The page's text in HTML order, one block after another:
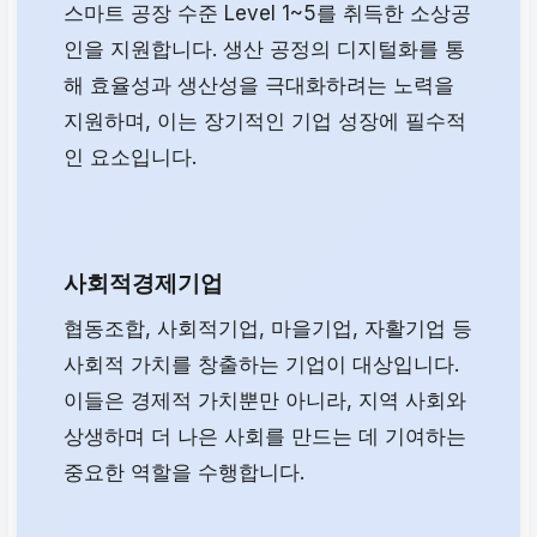
스마트 공장 수준 Level 1~5를 취득한 소상공
인을 지원합니다. 생산 공정의 디지털화를 통
해 효율성과 생산성을 극대화하려는 노력을
지원하며, 이는 장기적인 기업 성장에 필수적
인 요소입니다.
사회적경제기업
협동조합, 사회적기업, 마을기업, 자활기업 등
사회적 가치를 창출하는 기업이 대상입니다.
이들은 경제적 가치뿐만 아니라, 지역 사회와
상생하며 더 나은 사회를 만드는 데 기여하는
중요한 역할을 수행합니다.